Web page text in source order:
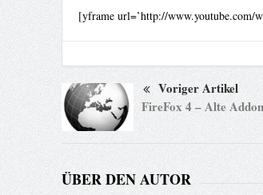
[yframe url=’http://www.youtube.com/
Voriger Artikel
FireFox 4 – Alte
ÜBER DEN AUTOR